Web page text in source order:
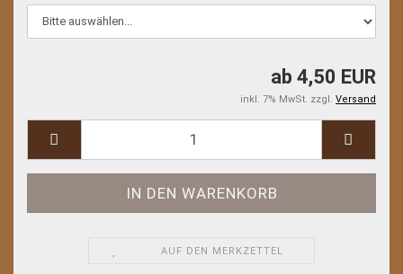
ab 4,50 EUR
inkl. 7% MwSt. zzgl. Versand
AUF DEN MERKZETTEL